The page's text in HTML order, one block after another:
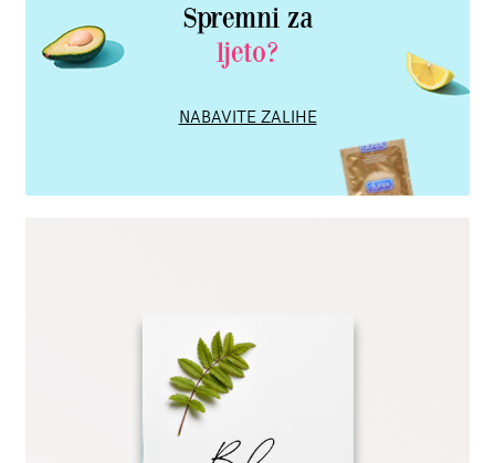
Spremni za
ljeto?
NABAVITE ZALIHE